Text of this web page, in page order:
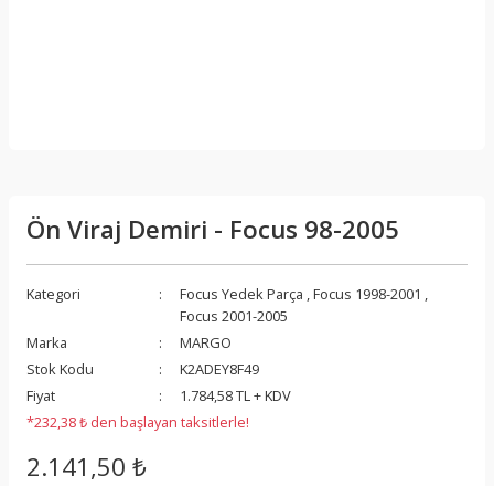
Ön Viraj Demiri - Focus 98-2005
Kategori Focus Yedek Parça ,Focus 1998-2001 ,
Focus 2001-2005
Marka
MARGO
Stok Kodu
K2ADEY8F49
Fiyat
1.784,58 TL + KDV
*232,38 ₺ den başlayan taksitlerle!
2.141,50 ₺